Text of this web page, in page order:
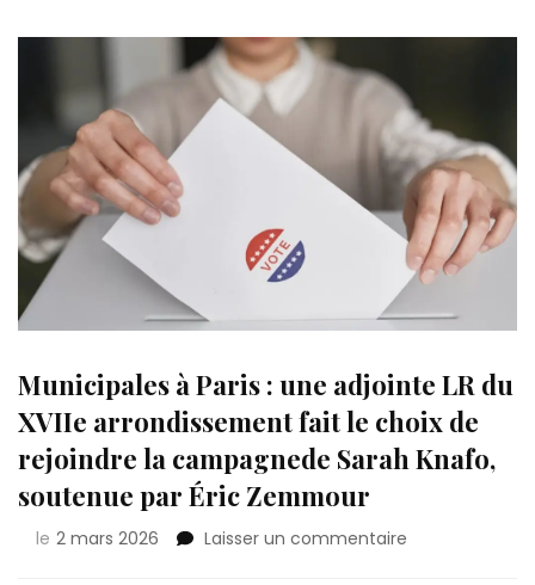
Municipales à Paris : une adjointe LR du
XVIIe arrondissement fait le choix de
rejoindre la campagnede Sarah Knafo,
soutenue par Éric Zemmour
le 2 mars 2026 Laisser un commentaire